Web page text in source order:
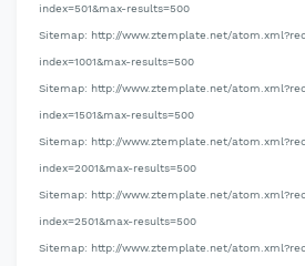
index=501&max-results=500
Sitemap: http://www.ztemplate.net/
index=1001&max-results=500
Sitemap: http://www.ztemplate.net/
index=1501&max-results=500
Sitemap: http://www.ztemplate.net/
index=2001&max-results=500
Sitemap: http://www.ztemplate.net/
index=2501&max-results=500
Sitemap: http://www.ztemplate.net/